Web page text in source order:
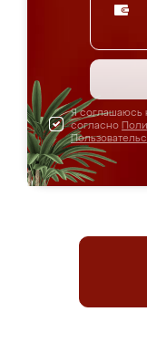
Я соглашаюсь
согласно